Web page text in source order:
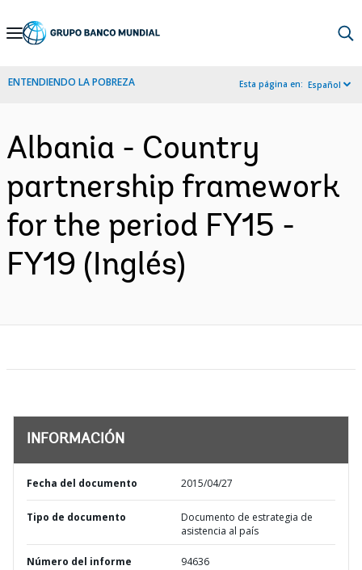
Skip
Navigation
ENTENDIENDO LA POBREZA Esta página en: Español
Albania - Country
partnership framework
for the period FY15 -
FY19 (Inglés)
INFORMACIÓN
Fecha del documento 2015/04/27
Tipo de documento
Documento de estrategia de
asistencia al país
Número del informe 94636